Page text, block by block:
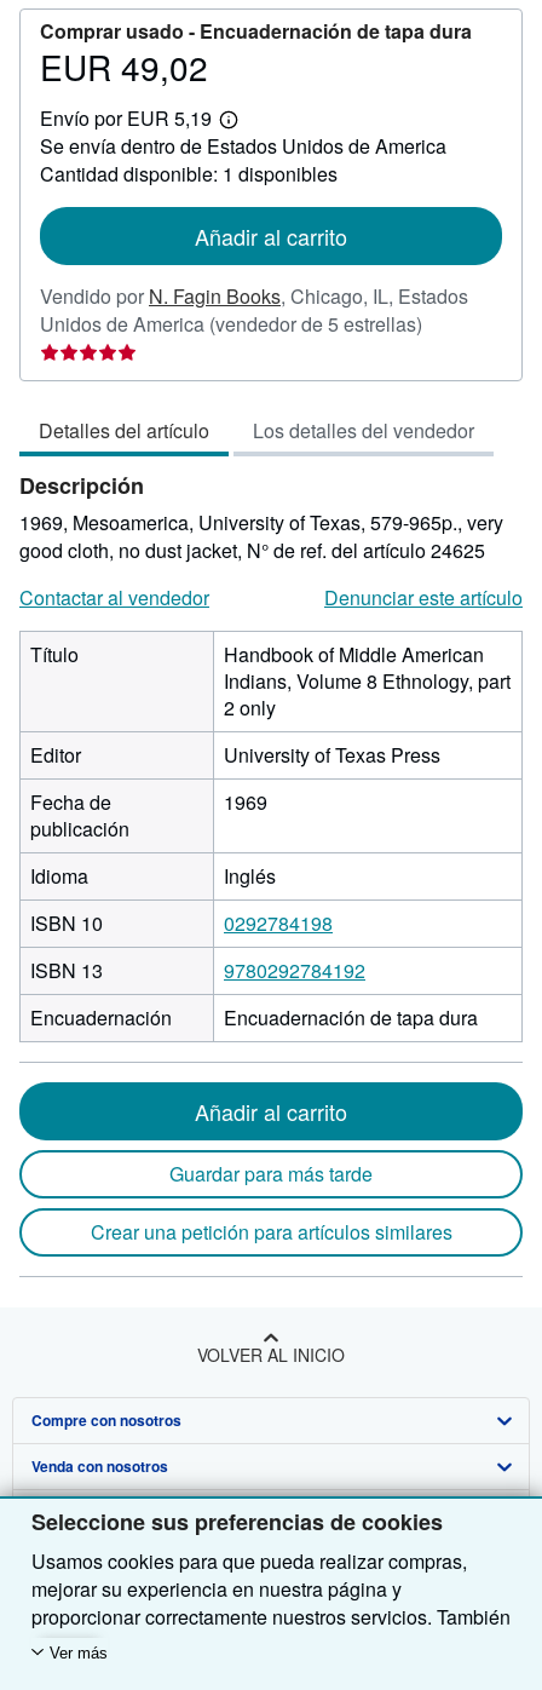
Seleccione sus preferencias de cookies
Usamos cookies para que pueda realizar compras,
mejorar su experiencia en nuestra página y
proporcionar correctamente nuestros servicios. También
utilizamos cookies para comprender el modo en que los
Ver más
Comprar usado - Encuadernación de tapa dura
Precio
49,02
EUR 49,02
Envío por EUR 5,19
Más
información
sobre
las
envío
Se envía dentro de Estados Unidos de America
Cantidad disponible: 1 disponibles
Añadir al carrito
Vendido por N. Fagin Books, Chicago, IL, Estados
Unidos de America (vendedor de 5 estrellas)
vendedor:
de
5
Detalles del artículo Los detalles del vendedor
Descripción
1969, Mesoamerica, University of Texas, 579-965p., very
good cloth, no dust jacket, N° de ref. del artículo 24625
Contactar al vendedor
Denunciar este artículo
Título
Handbook of Middle American
Indians, Volume 8 Ethnology, part
2 only
Editor
University of Texas Press
Fecha de
publicación
1969
Idioma
Inglés
ISBN 10
0292784198
ISBN 13
9780292784192
Encuadernación
Encuadernación de tapa dura
Añadir al carrito
Guardar para más tarde
Crear una petición para artículos similares
VOLVER AL INICIO
Compre con nosotros
Búsqueda avanzada
Colecciones
Mi cuenta
Mis pedidos
Ver carrito
Venda con nosotros
Comenzar a vender
Únase a nuestro programa de afiliados
Recomiende un vendedor
Sobre nosotros
Sobre IberLibro
Medios
Empleo
Obtener Ayuda
Preguntas frecuentes y guías
Atención al Cliente
Otras compañías de AbeBooks
AbeBooks.com
Siga a IberLibro